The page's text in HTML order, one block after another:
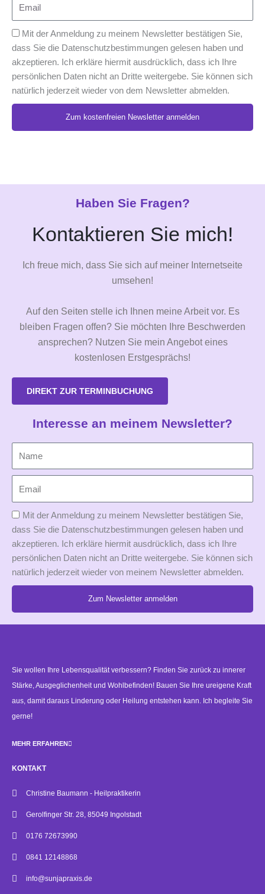
Mit der Anmeldung zu meinem Newsletter bestätigen Sie,
dass Sie die Datenschutzbestimmungen gelesen haben und
akzeptieren. Ich erkläre hiermit ausdrücklich, dass ich Ihre
persönlichen Daten nicht an Dritte weitergebe. Sie können sich
natürlich jederzeit wieder von dem Newsletter abmelden.
Zum kostenfreien Newsletter anmelden
Haben Sie Fragen?
Kontaktieren Sie mich!
Ich freue mich, dass Sie sich auf meiner Internetseite
umsehen!
Auf den Seiten stelle ich Ihnen meine Arbeit vor. Es
bleiben Fragen offen? Sie möchten Ihre Beschwerden
ansprechen? Nutzen Sie mein Angebot eines
kostenlosen Erstgesprächs!
DIREKT ZUR TERMINBUCHUNG
Interesse an meinem Newsletter?
Mit der Anmeldung zu meinem Newsletter bestätigen Sie,
dass Sie die Datenschutzbestimmungen gelesen haben und
akzeptieren. Ich erkläre hiermit ausdrücklich, dass ich Ihre
persönlichen Daten nicht an Dritte weitergebe. Sie können sich
natürlich jederzeit wieder von meinem Newsletter abmelden.
Zum Newsletter anmelden
Sie wollen Ihre Lebensqualität verbessern? Finden Sie zurück zu innerer
Stärke, Ausgeglichenheit und Wohlbefinden! Bauen Sie Ihre ureigene Kraft
aus, damit daraus Linderung oder Heilung entstehen kann. Ich begleite Sie
gerne!
MEHR ERFAHREN
KONTAKT
Christine Baumann - Heilpraktikerin
Gerolfinger Str. 28, 85049 Ingolstadt
0176 72673990
0841 12148868
info@sunjapraxis.de